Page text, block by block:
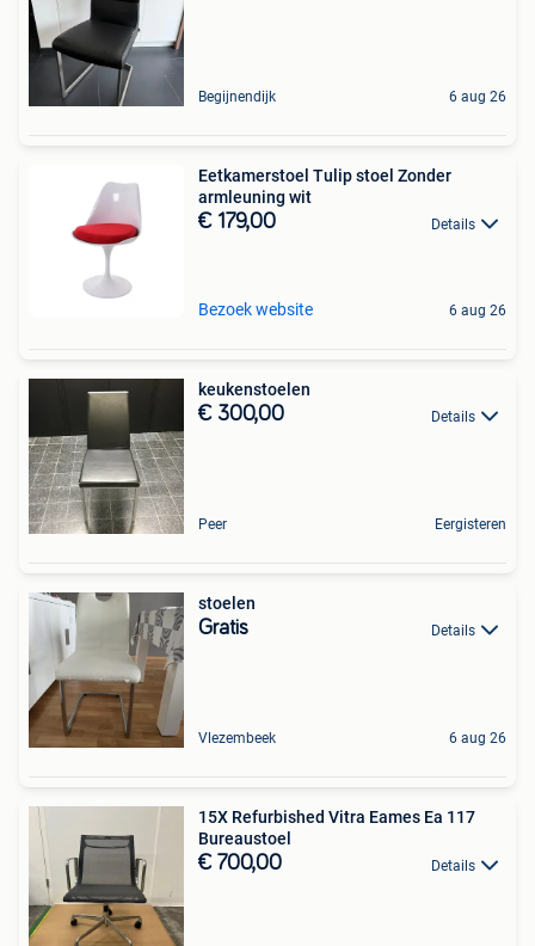
Begijnendijk 6 aug 26
Eetkamerstoel Tulip stoel Zonder
armleuning wit
€ 179,00 Details
Bezoek website 6 aug 26
keukenstoelen
€ 300,00 Details
Peer Eergisteren
stoelen
Gratis Details
Vlezembeek 6 aug 26
15X Refurbished Vitra Eames Ea 117
Bureaustoel
€ 700,00 Details